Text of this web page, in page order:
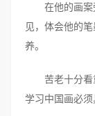
在他的画案
见，体会他的
养。
苦老十分看
学习中国画必须